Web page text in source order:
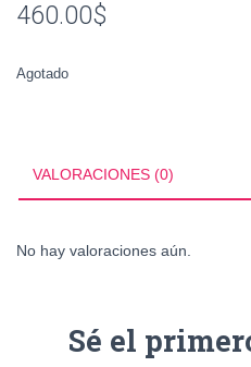
460.00$
Agotado
VALORACIONES (0)
No hay valoraciones aún.
Sé el